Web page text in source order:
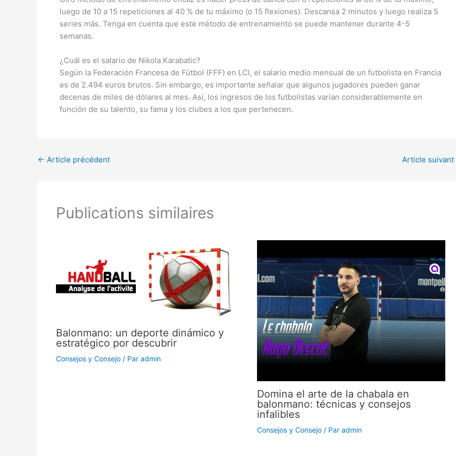
luego de 10 a 15 repeticiones al 40 % de tu máximo (o 15 flexiones). Descansa 2 minutos y luego realiza 5
series más. Tenga en cuenta que este método de entrenamiento se puede mantener durante 4-5
semanas.
¿Cuál es el salario de Nikola Karabatic?
Según la Federación Francesa de Fútbol (FFF) en LCI, el salario medio mensual de un futbolista en Francia
es de 2.494 euros brutos. Sin embargo, es importante señalar que algunos jugadores pueden ganar
decenas de miles de dólares al mes. Así, los ingresos de los futbolistas varían considerablemente en
función de su talento, su fama y los clubes a los que pertenecen.
← Article précédent Article suivant
Publications similaires
Balonmano: un deporte dinámico y
estratégico por descubrir
Consejos y Consejo/ Par admin
Domina el arte de la chabala en
balonmano: técnicas y consejos
infalibles
Consejos y Consejo/ Par admin